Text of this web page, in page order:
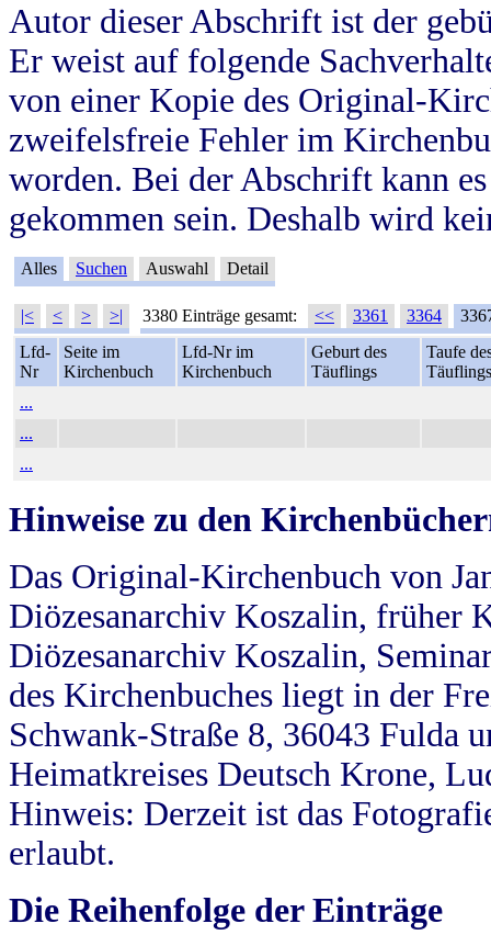
Autor dieser Abschrift ist der
Er weist auf folgende
von einer Kopie des Original-
zweifelsfreie Fehler im
worden. Bei der Abschrift kann
gekommen sein. Deshalb wird
Alles Suchen Auswahl Detail
|< < > >| 3380 Einträge gesamt: << 3361 3364
Lfd-
Nr
Seite im
Kirchenbuch
Lfd-Nr im
Kirchenbuch
Geburt des
Täuflings
Taufe
Täuflings
...
...
...
Hinweise zu den
Das Original-Kirchenbuch von
Diözesanarchiv Koszalin, früher
Diözesanarchiv Koszalin,
des Kirchenbuches liegt in der
Schwank-Straße 8, 36043 Fulda
Heimatkreises Deutsch Krone,
Hinweis: Derzeit ist das
erlaubt.
Die Reihenfolge der Einträge